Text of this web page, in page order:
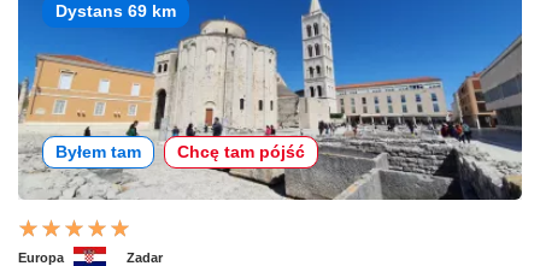
Dystans 69 km
Byłem tam Chcę tam pójść
Europa Zadar